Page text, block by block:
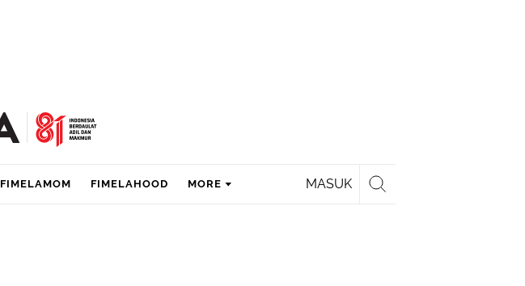
MASUK
FIMELAMOM FIMELAHOOD MORE